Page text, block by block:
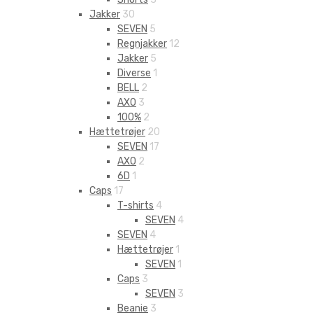
Jakker 30
SEVEN 5
Regnjakker 12
Jakker 5
Diverse 1
BELL 2
AXO 3
100% 2
Hættetrøjer 20
SEVEN 17
AXO 2
6D 1
Caps 17
T-shirts 4
SEVEN 4
SEVEN 4
Hættetrøjer 1
SEVEN 1
Caps 3
SEVEN 3
Beanie 3